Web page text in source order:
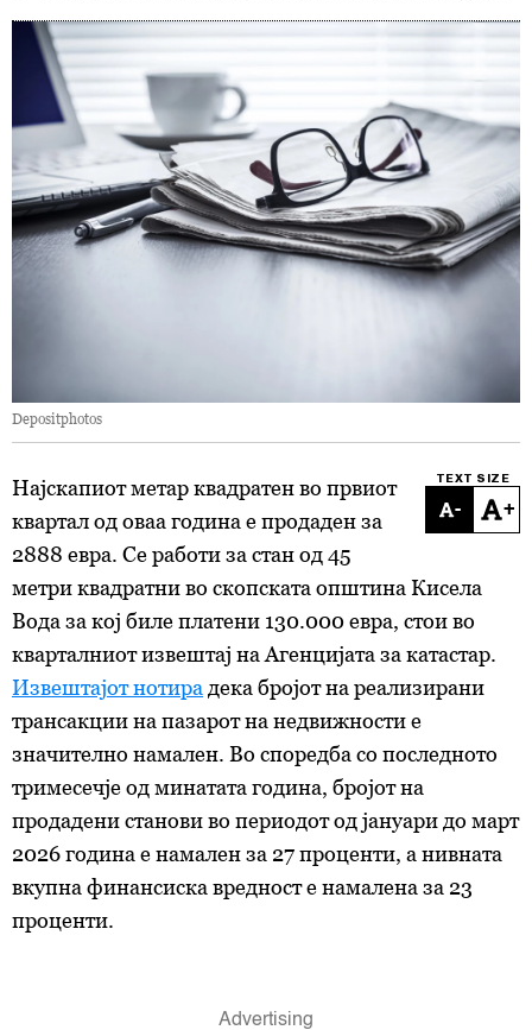
Depositphotos
TEXT SIZE
- +
Најскапиот метар квадратен во првиот
квартал од оваа година е продаден за
2888 евра. Се работи за стан од 45
метри квадратни во скопската општина Кисела
Вода за кој биле платени 130.000 евра, стои во
кварталниот извештај на Агенцијата за катастар.
Извештајот нотира дека бројот на реализирани
трансакции на пазарот на недвижности е
значително намален. Во споредба со последното
тримесечје од минатата година, бројот на
продадени станови во периодот од јануари до март
2026 година е намален за 27 проценти, а нивната
вкупна финансиска вредност е намалена за 23
проценти.